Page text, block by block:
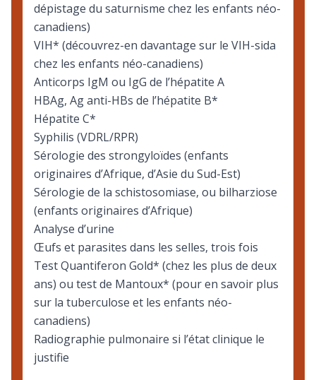
dépistage du saturnisme chez les enfants néo-
canadiens)
VIH* (découvrez-en davantage sur le VIH-sida
chez les enfants néo-canadiens)
Anticorps IgM ou IgG de l’hépatite A
HBAg, Ag anti-HBs de l’hépatite B*
Hépatite C*
Syphilis (VDRL/RPR)
Sérologie des strongyloïdes (enfants
originaires d’Afrique, d’Asie du Sud-Est)
Sérologie de la schistosomiase, ou bilharziose
(enfants originaires d’Afrique)
Analyse d’urine
Œufs et parasites dans les selles, trois fois
Test Quantiferon Gold* (chez les plus de deux
ans) ou test de Mantoux* (pour en savoir plus
sur la tuberculose et les enfants néo-
canadiens)
Radiographie pulmonaire si l’état clinique le
justifie